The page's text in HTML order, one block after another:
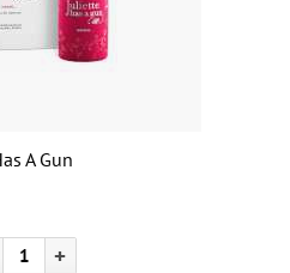
A Gun
+